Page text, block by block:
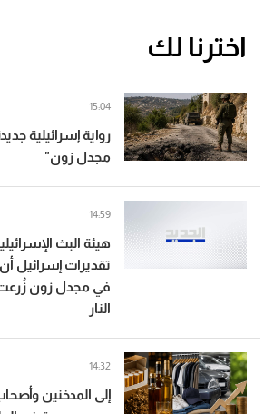
اخترنا لك
رواية إسرائيلية
مجدل زون"
15:04
هيئة البث
تقديرات إسرائيل
في مجدل زون
النار
14:59
إلى المدخنين
14:32